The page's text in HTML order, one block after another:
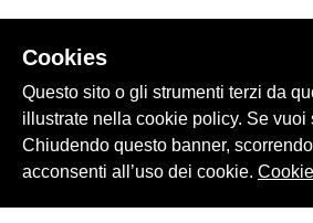
Cookies
Questo sito o gli strumenti terzi da
illustrate nella cookie policy. Se
Chiudendo questo banner,
acconsenti all’uso dei cookie.